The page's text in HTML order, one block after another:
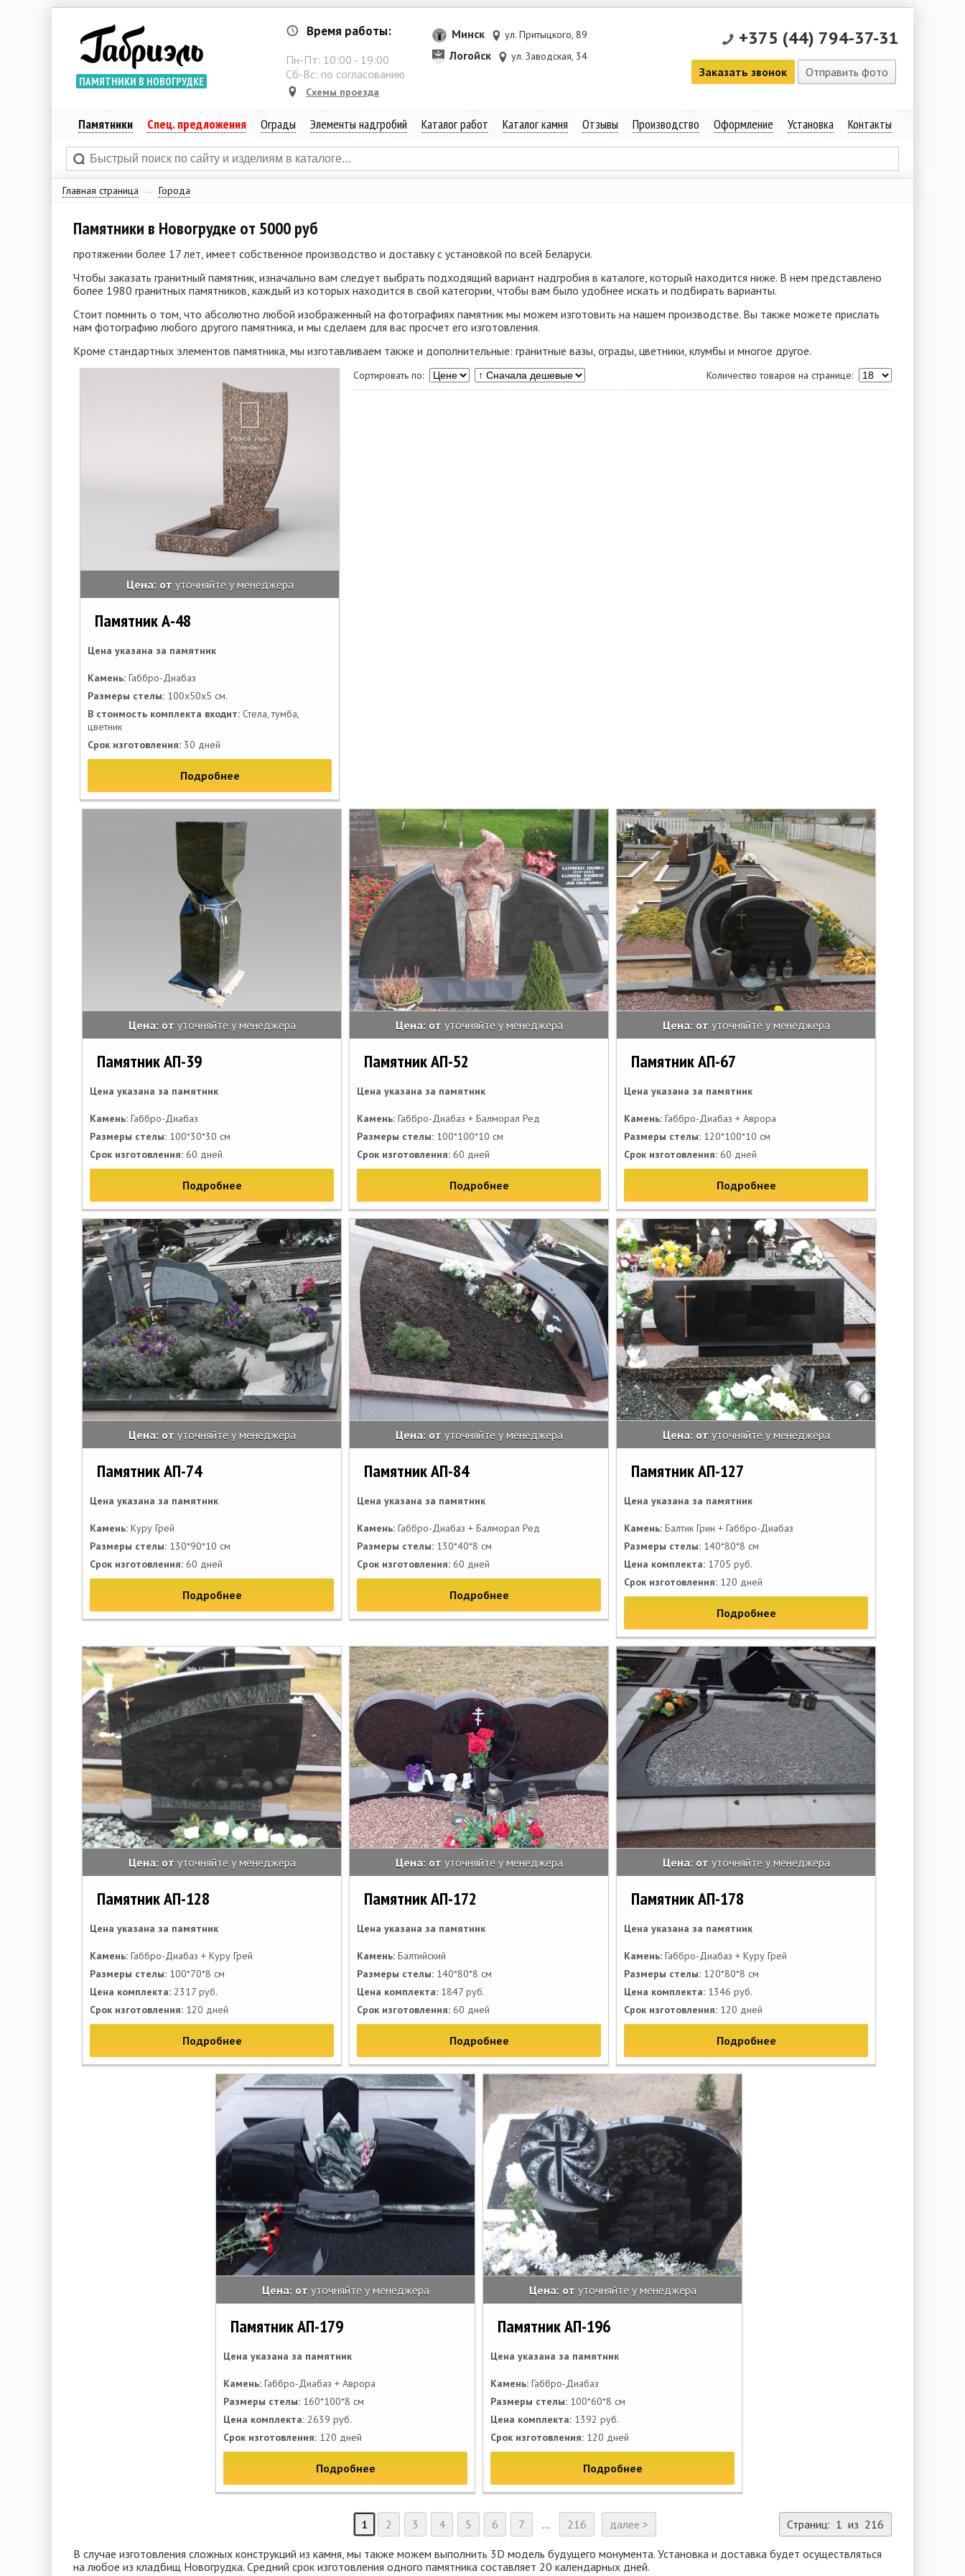
ПАМЯТНИКИ В НОВОГРУДКЕ
Время работы:
Пн-Пт: 10:00 - 19:00
Сб-Вс: по согласованию
Схемы проезда
Минск ул. Притыцкого, 89
Логойск ул. Заводская, 34
+375 (44) 794-37-31
Заказать звонок Отправить фото
Памятники Спец. предложения Ограды Элементы надгробий Каталог работ Каталог камня Отзывы Производство Оформление Установка Контакты
Главная страница → Города
Памятники в Новогрудке от 5000 руб
протяжении более 17 лет, имеет собственное производство и доставку с установкой по всей Беларуси.
Чтобы заказать гранитный памятник, изначально вам следует выбрать подходящий вариант надгробия в каталоге, который находится ниже. В нем представлено
более 1980 гранитных памятников, каждый из которых находится в свой категории, чтобы вам было удобнее искать и подбирать варианты.
Стоит помнить о том, что абсолютно любой изображенный на фотографиях памятник мы можем изготовить на нашем производстве. Вы также можете прислать
нам фотографию любого другого памятника, и мы сделаем для вас просчет его изготовления.
Кроме стандартных элементов памятника, мы изготавливаем также и дополнительные: гранитные вазы, ограды, цветники, клумбы и многое другое.
Сортировать по: Количество товаров на странице:
Цена: от уточняйте у менеджера
Памятник А-48
Цена указана за памятник
Камень: Габбро-Диабаз
Размеры стелы: 100х50х5 см.
В стоимость комплекта входит: Стела, тумба,
цветник
Срок изготовления: 30 дней
Подробнее
Цена: от уточняйте у менеджера
Памятник АП-39
Цена указана за памятник
Камень: Габбро-Диабаз
Размеры стелы: 100*30*30 см
Срок изготовления: 60 дней
Подробнее
Цена: от уточняйте у менеджера
Памятник АП-52
Цена указана за памятник
Камень: Габбро-Диабаз + Балморал Ред
Размеры стелы: 100*100*10 см
Срок изготовления: 60 дней
Подробнее
Цена: от уточняйте у менеджера
Памятник АП-67
Цена указана за памятник
Камень: Габбро-Диабаз + Аврора
Размеры стелы: 120*100*10 см
Срок изготовления: 60 дней
Подробнее
Цена: от уточняйте у менеджера
Памятник АП-74
Цена указана за памятник
Камень: Куру Грей
Размеры стелы: 130*90*10 см
Срок изготовления: 60 дней
Подробнее
Цена: от уточняйте у менеджера
Памятник АП-84
Цена указана за памятник
Камень: Габбро-Диабаз + Балморал Ред
Размеры стелы: 130*40*8 см
Срок изготовления: 60 дней
Подробнее
Цена: от уточняйте у менеджера
Памятник АП-127
Цена указана за памятник
Камень: Балтик Грин + Габбро-Диабаз
Размеры стелы: 140*80*8 см
Цена комплекта: 1705 руб.
Срок изготовления: 120 дней
Подробнее
Цена: от уточняйте у менеджера
Памятник АП-128
Цена указана за памятник
Камень: Габбро-Диабаз + Куру Грей
Размеры стелы: 100*70*8 см
Цена комплекта: 2317 руб.
Срок изготовления: 120 дней
Подробнее
Цена: от уточняйте у менеджера
Памятник АП-172
Цена указана за памятник
Камень: Балтийский
Размеры стелы: 140*80*8 см
Цена комплекта: 1847 руб.
Срок изготовления: 60 дней
Подробнее
Цена: от уточняйте у менеджера
Памятник АП-178
Цена указана за памятник
Камень: Габбро-Диабаз + Куру Грей
Размеры стелы: 120*80*8 см
Цена комплекта: 1346 руб.
Срок изготовления: 120 дней
Подробнее
Цена: от уточняйте у менеджера
Памятник АП-179
Цена указана за памятник
Камень: Габбро-Диабаз + Аврора
Размеры стелы: 160*100*8 см
Цена комплекта: 2639 руб.
Срок изготовления: 120 дней
Подробнее
Цена: от уточняйте у менеджера
Памятник АП-196
Цена указана за памятник
Камень: Габбро-Диабаз
Размеры стелы: 100*60*8 см
Цена комплекта: 1392 руб.
Срок изготовления: 120 дней
Подробнее
1 2 3 4 5 6 7 ... 216 далее > Страниц: 1 из 216
В случае изготовления сложных конструкций из камня, мы также можем выполнить 3D модель будущего монумента. Установка и доставка будет осуществляться
на любое из кладбищ Новогрудка. Средний срок изготовления одного памятника составляет 20 календарных дней.